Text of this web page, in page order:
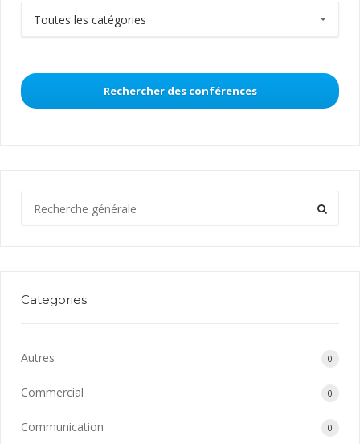
Rechercher des conférences
Categories
Autres 0
Commercial 0
Communication 0